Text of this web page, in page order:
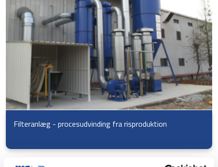
Filteranlæg - procesudvinding fra risproduktion